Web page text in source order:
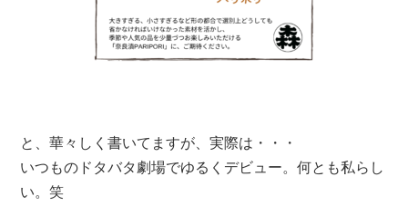
と、華々しく書いてますが、実際は・・・
いつものドタバタ劇場でゆるくデビュー。何とも私らし
い。笑